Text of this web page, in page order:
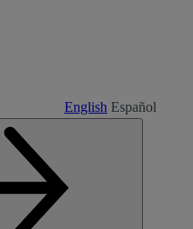
English Español